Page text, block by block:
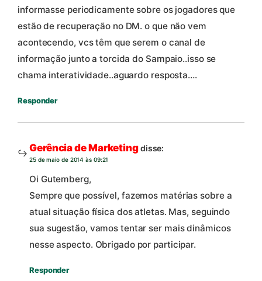
informasse periodicamente sobre os jogadores que
estão de recuperação no DM. o que não vem
acontecendo, vcs têm que serem o canal de
informação junto a torcida do Sampaio..isso se
chama interatividade..aguardo resposta….
Responder
Gerência de Marketingdisse:
25 de maio de 2014 às 09:21
Oi Gutemberg,
Sempre que possível, fazemos matérias sobre a
atual situação física dos atletas. Mas, seguindo
sua sugestão, vamos tentar ser mais dinâmicos
nesse aspecto. Obrigado por participar.
Responder